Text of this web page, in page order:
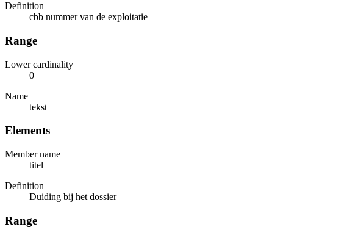
Definition
cbb nummer van de exploitatie
Range
Lower cardinality
0
Name
tekst
Elements
Member name
titel
Definition
Duiding bij het dossier
Range